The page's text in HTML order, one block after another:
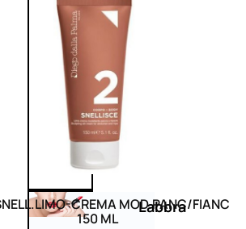
Antiocchiaie
e correttori
Matita
sopracciglia
Mascara
sopracciglia
Fissante
sopracciglia
Labbra
CREMA MOD.PANC/FIANC
150 ML